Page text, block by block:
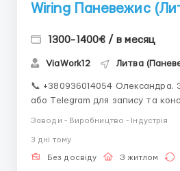
Wiring Паневежис
1300-1400€ / в месяц
ViaWork12 Литва
📞 +380936014054 Олександра.
або Telegram для запису та
EUR нетто базово Після 3 міс. іспит → до 1100 EUR
нетто Додаткові години та
Заводи - Виробництво - Індустрія
3 днi тому
Без досвіду З житлом